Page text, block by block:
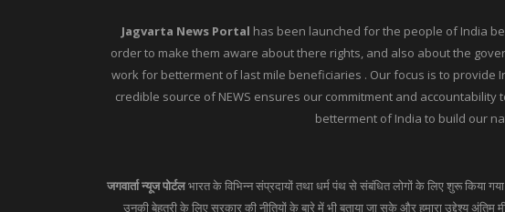
Jagvarta News Portal has been launched for the people of India
order to make them aware about there rights, and also about the
work for betterment of last mile beneficiaries . Our focus is to provide
credible source of NEWS ensures our commitment and
betterment of India to build our
जगवार्ता न्यूज पोर्टलभारत के विभिन्न संप्रदायों तथा धर्म पंथ से संबंधित लोगों के लिए शुरू किया
उनकी बेहतरी के लिए सरकार की नीतियों के बारे में भी बताया जा सके और हमारा उद्देश्य अंतिम